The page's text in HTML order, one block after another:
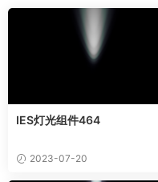
IES灯光组件464
2023-07-20